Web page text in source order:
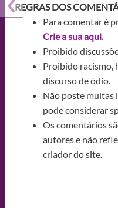
REGRAS DOS
Para comentar é
Crie a sua aqui.
Proibido
Proibido racismo,
discurso de ódio.
Não poste muitas
pode considerar
Os comentários
autores e não
criador do site.